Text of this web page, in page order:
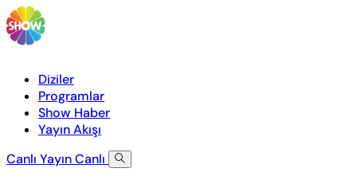
Diziler
Programlar
Show Haber
Yayın Akışı
Canlı YayınCanlı